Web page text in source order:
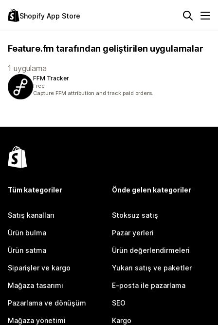
Shopify App Store
Feature.fm tarafından geliştirilen uygulamalar
1 uygulama
FFM Tracker
Free
Capture FFM attribution and track paid orders.
Tüm kategoriler
Satış kanalları
Ürün bulma
Ürün satma
Siparişler ve kargo
Mağaza tasarımı
Pazarlama ve dönüşüm
Mağaza yönetimi
Önde gelen kategoriler
Stoksuz satış
Pazar yerleri
Ürün değerlendirmeleri
Yukarı satış ve paketler
E-posta ile pazarlama
SEO
Kargo